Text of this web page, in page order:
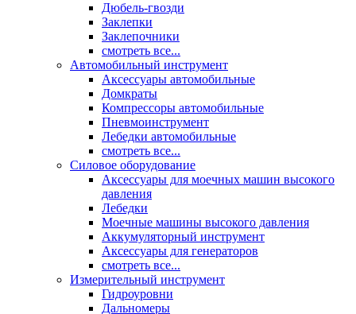
Дюбель-гвозди
Заклепки
Заклепочники
смотреть все...
Автомобильный инструмент
Аксессуары автомобильные
Домкраты
Компрессоры автомобильные
Пневмоинструмент
Лебедки автомобильные
смотреть все...
Силовое оборудование
Аксессуары для моечных машин высокого
давления
Лебедки
Моечные машины высокого давления
Аккумуляторный инструмент
Аксессуары для генераторов
смотреть все...
Измерительный инструмент
Гидроуровни
Дальномеры